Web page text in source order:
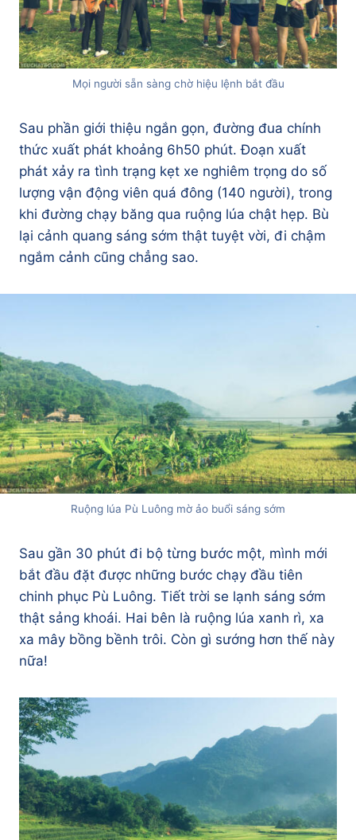
Mọi người sẵn sàng chờ hiệu lệnh bắt đầu
Sau phần giới thiệu ngắn gọn, đường đua chính
thức xuất phát khoảng 6h50 phút. Đoạn xuất
phát xảy ra tình trạng kẹt xe nghiêm trọng do số
lượng vận động viên quá đông (140 người), trong
khi đường chạy băng qua ruộng lúa chật hẹp. Bù
lại cảnh quang sáng sớm thật tuyệt vời, đi chậm
ngắm cảnh cũng chẳng sao.
Ruộng lúa Pù Luông mờ ảo buổi sáng sớm
Sau gần 30 phút đi bộ từng bước một, mình mới
bắt đầu đặt được những bước chạy đầu tiên
chinh phục Pù Luông. Tiết trời se lạnh sáng sớm
thật sảng khoái. Hai bên là ruộng lúa xanh rì, xa
xa mây bồng bềnh trôi. Còn gì sướng hơn thế này
nữa!